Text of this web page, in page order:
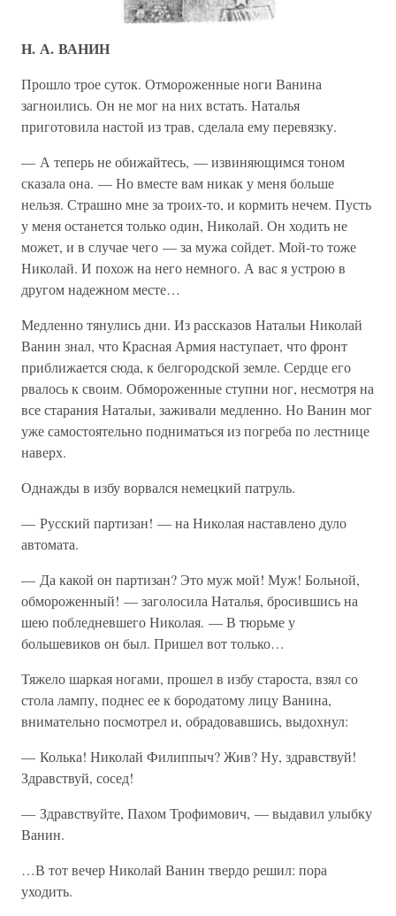
Н. А. ВАНИН
Прошло трое суток. Отмороженные ноги Ванина
загноились. Он не мог на них встать. Наталья
приготовила настой из трав, сделала ему перевязку.
— А теперь не обижайтесь, — извиняющимся тоном
сказала она. — Но вместе вам никак у меня больше
нельзя. Страшно мне за троих-то, и кормить нечем. Пусть
у меня останется только один, Николай. Он ходить не
может, и в случае чего — за мужа сойдет. Мой-то тоже
Николай. И похож на него немного. А вас я устрою в
другом надежном месте…
Медленно тянулись дни. Из рассказов Натальи Николай
Ванин знал, что Красная Армия наступает, что фронт
приближается сюда, к белгородской земле. Сердце его
рвалось к своим. Обмороженные ступни ног, несмотря на
все старания Натальи, заживали медленно. Но Ванин мог
уже самостоятельно подниматься из погреба по лестнице
наверх.
Однажды в избу ворвался немецкий патруль.
— Русский партизан! — на Николая наставлено дуло
автомата.
— Да какой он партизан? Это муж мой! Муж! Больной,
обмороженный! — заголосила Наталья, бросившись на
шею побледневшего Николая. — В тюрьме у
большевиков он был. Пришел вот только…
Тяжело шаркая ногами, прошел в избу староста, взял со
стола лампу, поднес ее к бородатому лицу Ванина,
внимательно посмотрел и, обрадовавшись, выдохнул:
— Колька! Николай Филиппыч? Жив? Ну, здравствуй!
Здравствуй, сосед!
— Здравствуйте, Пахом Трофимович, — выдавил улыбку
Ванин.
…В тот вечер Николай Ванин твердо решил: пора
уходить.